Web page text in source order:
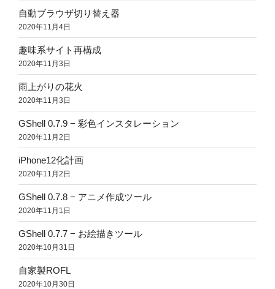
自動ブラウザ切り替え器
2020年11月4日
趣味系サイト再構成
2020年11月3日
雨上がりの花火
2020年11月3日
GShell 0.7.9 − 彩色インスタレーション
2020年11月2日
iPhone12化計画
2020年11月2日
GShell 0.7.8 − アニメ作成ツール
2020年11月1日
GShell 0.7.7 − お絵描きツール
2020年10月31日
自家製ROFL
2020年10月30日